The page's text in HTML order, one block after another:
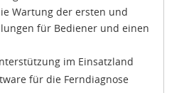
Wartung der ersten und
für Bediener und einen
im Einsatzland
für die Ferndiagnose